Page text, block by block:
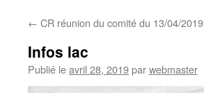
← CR réunion du comité du 13/04/2019
Infos lac
Publié leavril 28, 2019parwebmaster